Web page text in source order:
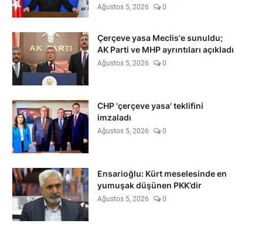
Ağustos 5, 2026 0
Çerçeve yasa Meclis'e sunuldu;
AK Parti ve MHP ayrıntıları açıkladı
Ağustos 5, 2026 0
CHP 'çerçeve yasa' teklifini
imzaladı
Ağustos 5, 2026 0
Ensarioğlu: Kürt meselesinde en
yumuşak düşünen PKK’dir
Ağustos 5, 2026 0